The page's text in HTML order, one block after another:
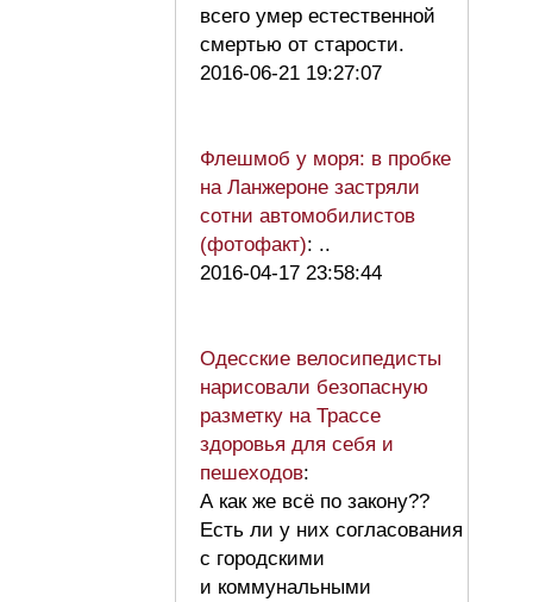
всего умер естественной
смертью от старости.
2016-06-21 19:27:07
Флешмоб у моря: в пробке
на Ланжероне застряли
сотни автомобилистов
(фотофакт): ..
2016-04-17 23:58:44
Одесские велосипедисты
нарисовали безопасную
разметку на Трассе
здоровья для себя и
пешеходов:
А как же всё по закону??
Есть ли у них согласования
с городскими
и коммунальными